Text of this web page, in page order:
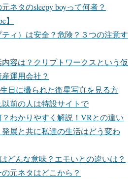
ネタのsleepy boyって何者？
】
ィ）は安全？危険？３つの注意す
内容は？クリプトワークスという仮
運用会社？
日に撮られた衛星写真を見る方
前の人は特設サイトで
？わかりやすく解説！VRとの違い
展と共に私達の生活はどう変わ
どんな意味？エモいとの違いは？
元ネタはどこから？